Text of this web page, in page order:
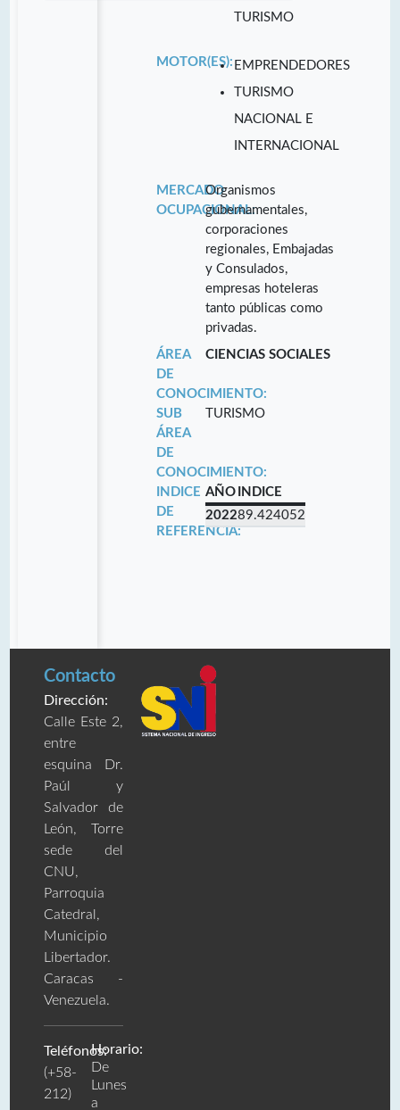
TURISMO
MOTOR(ES): EMPRENDEDORES
TURISMO
NACIONAL E
INTERNACIONAL
MERCADO
OCUPACIONAL:
Organismos
gubernamentales,
corporaciones
regionales, Embajadas
y Consulados,
empresas hoteleras
tanto públicas como
privadas.
ÁREA
DE
CONOCIMIENTO:
CIENCIAS SOCIALES
SUB
ÁREA
DE
CONOCIMIENTO:
TURISMO
INDICE
DE
REFERENCIA:
AÑO INDICE
202289.424052
Contacto
Dirección:
Calle Este 2,
entre
esquina Dr.
Paúl y
Salvador de
León, Torre
sede del
CNU,
Parroquia
Catedral,
Municipio
Libertador.
Caracas -
Venezuela.
Teléfonos:
(+58-
212)
Horario:
De
Lunes
a